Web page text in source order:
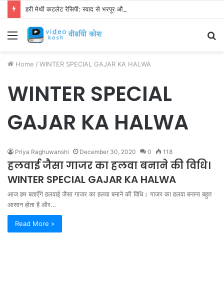
हरी मेथी कटलेट रेसिपी: स्वाद से भरपूर और स्वस्थ नाश्ता बनाएं!
Menu
Home / WINTER SPECIAL GAJAR KA HALWA
WINTER SPECIAL
GAJAR KA HALWA
Priya Raghuwanshi December 30, 2020 0 118
हलवाई जैसा गाजर का हलवा बनाने की विधि।
WINTER SPECIAL GAJAR KA HALWA
आज हम बताएँगे हलवाई जैसा गाजर का हलवा बनाने की विधि। गाजर का हलवा बनाना बहुत
आसान होता है और…
Read More »